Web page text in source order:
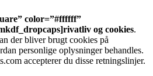
color=”#ffffff”
rivatliv og cookies.
der bliver brugt cookies på
personlige oplysninger behandles.
accepterer du disse retningslinjer.